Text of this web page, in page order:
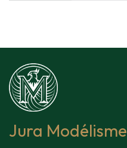
Jura Modélisme